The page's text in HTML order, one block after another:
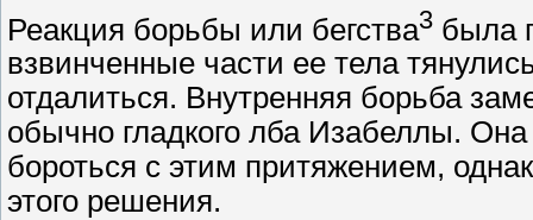
Реакция борьбы или бегства3 была
взвинченные части ее тела
отдалиться. Внутренняя борьба
обычно гладкого лба Изабеллы.
бороться с этим притяжением,
этого решения.